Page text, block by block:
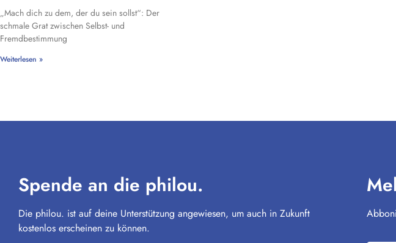
„Mach dich zu dem, der du sein sollst“: Der
schmale Grat zwischen Selbst- und
Fremdbestimmung
Weiterlesen »
Spende an die philou.
Die philou. ist auf deine Unterstützung angewiesen, um auch in Zukunft
kostenlos erscheinen zu können.